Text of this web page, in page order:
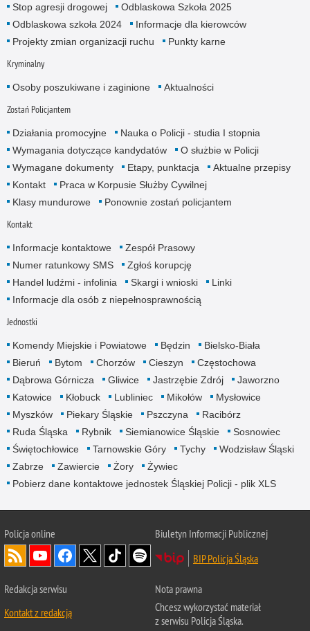
Stop agresji drogowej
Odblaskowa Szkoła 2025
Odblaskowa szkoła 2024
Informacje dla kierowców
Projekty zmian organizacji ruchu
Punkty karne
Kryminalny
Osoby poszukiwane i zaginione Aktualności
Zostań Policjantem
Działania promocyjne
Nauka o Policji - studia I stopnia
Wymagania dotyczące kandydatów
O służbie w Policji
Wymagane dokumenty
Etapy, punktacja
Aktualne przepisy
Kontakt
Praca w Korpusie Służby Cywilnej
Klasy mundurowe
Ponownie zostań policjantem
Kontakt
Informacje kontaktowe
Zespół Prasowy
Numer ratunkowy SMS
Zgłoś korupcję
Handel ludźmi - infolinia
Skargi i wnioski
Linki
Informacje dla osób z niepełnosprawnością
Jednostki
Komendy Miejskie i Powiatowe Będzin
Bielsko-Biała
Bieruń
Bytom Chorzów Cieszyn
Częstochowa
Dąbrowa Górnicza
Gliwice Jastrzębie Zdrój
Jaworzno
Katowice
Kłobuck Lubliniec Mikołów
Mysłowice
Myszków
Piekary Śląskie Pszczyna
Racibórz
Ruda Śląska
Rybnik Siemianowice Śląskie
Sosnowiec
Świętochłowice
Tarnowskie Góry Tychy
Wodzisław Śląski
Zabrze
Zawiercie Żory
Żywiec
Pobierz dane kontaktowe jednostek Śląskiej Policji - plik XLS
Policja online
Biuletyn Informacji Publicznej
BIP Policja Śląska
Redakcja serwisu
Kontakt z redakcją
Nota prawna
Chcesz wykorzystać materiał
z serwisu Policja Śląska.